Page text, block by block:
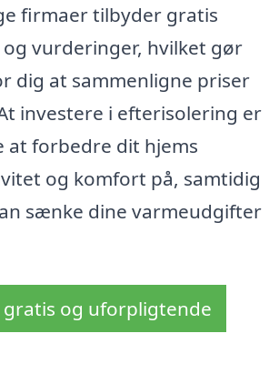
firmaer tilbyder gratis
vurderinger, hvilket gør
dig at sammenligne priser
investere i efterisolering er
at forbedre dit hjems
og komfort på, samtidig
sænke dine varmeudgifter
gratis og uforpligtende